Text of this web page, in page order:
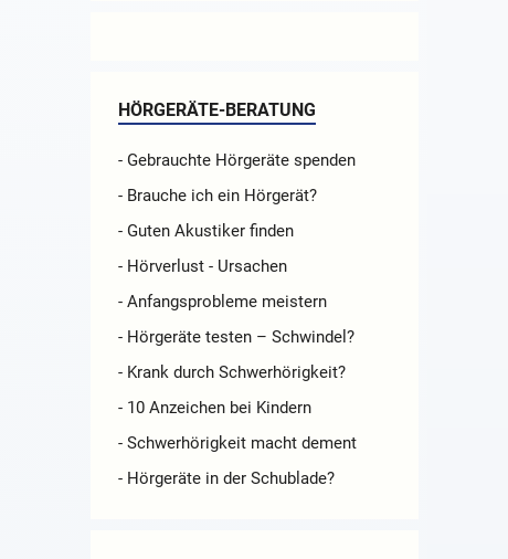
HÖRGERÄTE-BERATUNG
- Gebrauchte Hörgeräte spenden
- Brauche ich ein Hörgerät?
- Guten Akustiker finden
- Hörverlust - Ursachen
- Anfangsprobleme meistern
- Hörgeräte testen – Schwindel?
- Krank durch Schwerhörigkeit?
- 10 Anzeichen bei Kindern
- Schwerhörigkeit macht dement
- Hörgeräte in der Schublade?